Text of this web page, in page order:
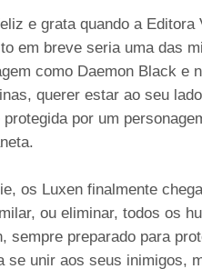
e grata quando a
em breve seria uma das
como Daemon Black e
querer estar ao seu
por um
os Luxen finalmente
ou eliminar, todos os
sempre preparado para
se unir aos seus inimigos,